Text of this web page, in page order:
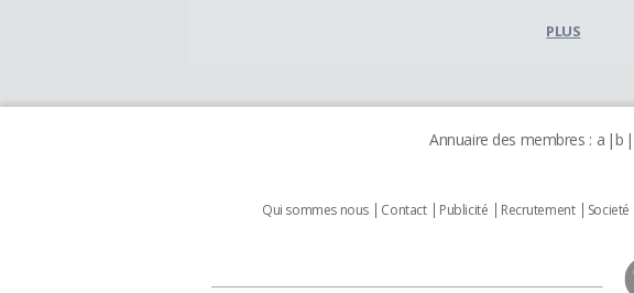
PLUS
Annuaire des membres : a b
Qui sommes nous Contact Publicité Recrutement Societé